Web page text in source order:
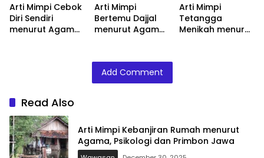
Arti Mimpi Cebok
Diri Sendiri
menurut Agama,
Arti Mimpi
Bertemu Dajjal
menurut Agama,
Arti Mimpi
Tetangga
Menikah menurut
Add Comment
Read Also
Arti Mimpi Kebanjiran Rumah menurut
Agama, Psikologi dan Primbon Jawa